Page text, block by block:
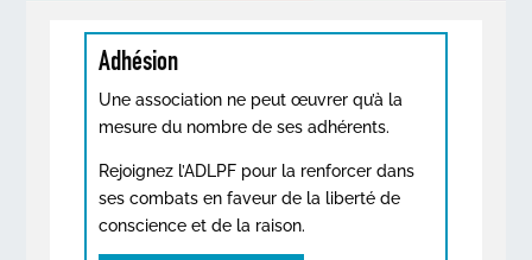
Adhésion
Une association ne peut œuvrer qu’à la
mesure du nombre de ses adhérents.
Rejoignez l’ADLPF pour la renforcer dans
ses combats en faveur de la liberté de
conscience et de la raison.